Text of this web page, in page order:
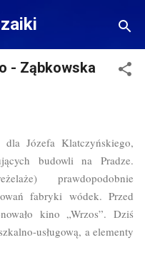
zawartości
- Ząbkowska
Józefa Klatczyńskiego,
budowli na Pradze.
prawdopodobnie
fabryki wódek. Przed
kino „Wrzos”. Dziś
usługową, a elementy